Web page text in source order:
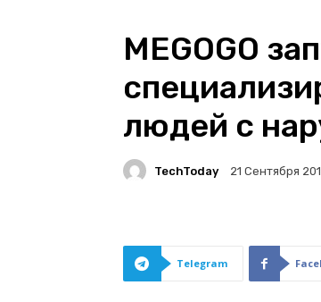
MEGOGO
людей с
TechToday 21 Сентября
Telegram